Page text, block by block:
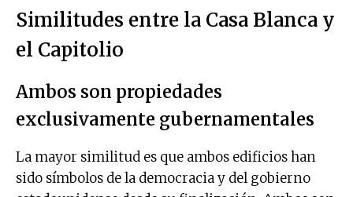
Similitudes entre la Casa Blanca y
el Capitolio
Ambos son propiedades
exclusivamente gubernamentales
La mayor similitud es que ambos edificios han
sido símbolos de la democracia y del gobierno